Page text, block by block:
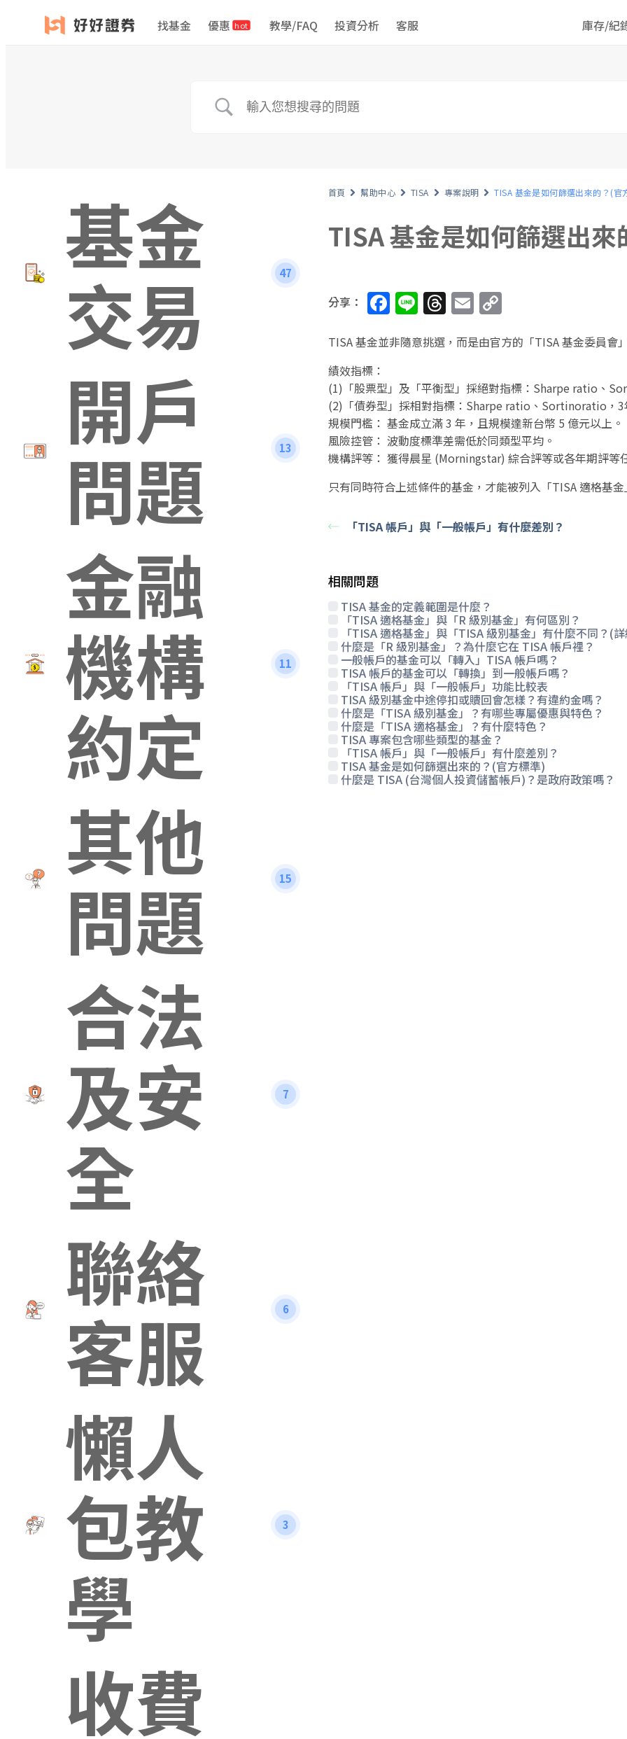
找基金 優惠 hot 教學/FAQ 投資分析 客服 庫存/紀
基金
交易 47
開戶
問題 13
金融
機構
約定
11
其他
問題 15
合法
及安
全
7
聯絡
客服 6
懶人
包教
學
3
收費
首頁 幫助中心 TISA 專案說明 TISA 基金是如何篩選出來的？(官
TISA 基金是如何篩選出
分享： F
a
c
b
o
o
k
Li
n
e
T
h
re
d
s
E
m
ai
C
p
Li
n
k
TISA 基金並非隨意挑選，而是由官方的「TISA 基金委員會
績效指標：
(1)「股票型」及「平衡型」採絕對指標：Sharpe ratio、
(2)「債券型」採相對指標：Sharpe ratio、Sortinoratio，
規模門檻： 基金成立滿 3 年，且規模達新台幣 5 億元以上。
風險控管： 波動度標準差需低於同類型平均。
機構評等： 獲得晨星 (Morningstar) 綜合評等或各年期評
只有同時符合上述條件的基金，才能被列入「TISA 適格基
「TISA 帳戶」與「一般帳戶」有什麼差別？
相關問題
TISA 基金的定義範圍是什麼？
「TISA 適格基金」與「R 級別基金」有何區別？
「TISA 適格基金」與「TISA 級別基金」有什麼不同？(
什麼是「R 級別基金」？為什麼它在 TISA 帳戶裡？
一般帳戶的基金可以「轉入」TISA 帳戶嗎？
TISA 帳戶的基金可以「轉換」到一般帳戶嗎？
「TISA 帳戶」與「一般帳戶」功能比較表
TISA 級別基金中途停扣或贖回會怎樣？有違約金嗎？
什麼是「TISA 級別基金」？有哪些專屬優惠與特色？
什麼是「TISA 適格基金」？有什麼特色？
TISA 專案包含哪些類型的基金？
「TISA 帳戶」與「一般帳戶」有什麼差別？
TISA 基金是如何篩選出來的？(官方標準)
什麼是 TISA (台灣個人投資儲蓄帳戶)？是政府政策嗎？